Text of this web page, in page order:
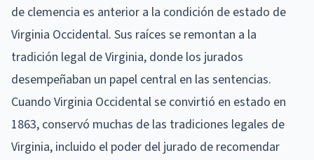
de clemencia es anterior a la condición de estado de
Virginia Occidental. Sus raíces se remontan a la
tradición legal de Virginia, donde los jurados
desempeñaban un papel central en las sentencias.
Cuando Virginia Occidental se convirtió en estado en
1863, conservó muchas de las tradiciones legales de
Virginia, incluido el poder del jurado de recomendar